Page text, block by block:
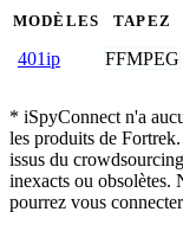
MODÈLES TAPEZ
401ip FFMPEG
* iSpyConnect n'a
les produits de
issus du
inexacts ou obsolètes.
pourrez vous